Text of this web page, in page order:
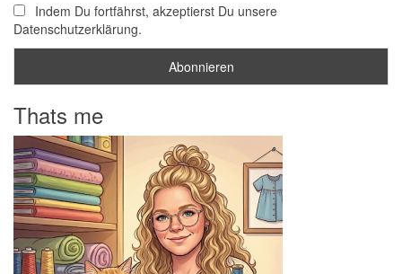
Indem Du fortfährst, akzeptierst Du unsere
Datenschutzerklärung.
Thats me